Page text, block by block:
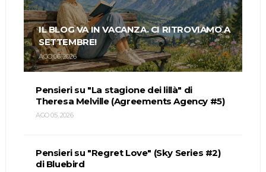
IL BLOG VA IN VACANZA. CI RITROVIAMO A
SETTEMBRE!
AGO 06, 2026
Pensieri su "La stagione dei lillà" di
Theresa Melville (Agreements Agency #5)
AGO 05, 2026
Pensieri su "Regret Love" (Sky Series #2)
di Bluebird